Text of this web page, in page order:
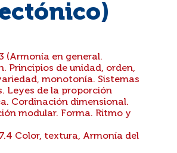
(Armonía en general.
Principios de unidad, orden,
monotonía. Sistemas
Leyes de la proporción
Cordinación dimensional.
modular. Forma. Ritmo y
Color, textura, Armonía del